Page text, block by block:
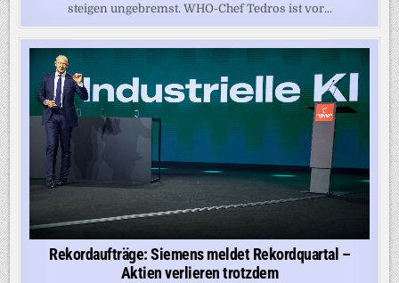
steigen ungebremst. WHO-Chef Tedros ist vor...
Rekordaufträge: Siemens meldet Rekordquartal –
Aktien verlieren trotzdem